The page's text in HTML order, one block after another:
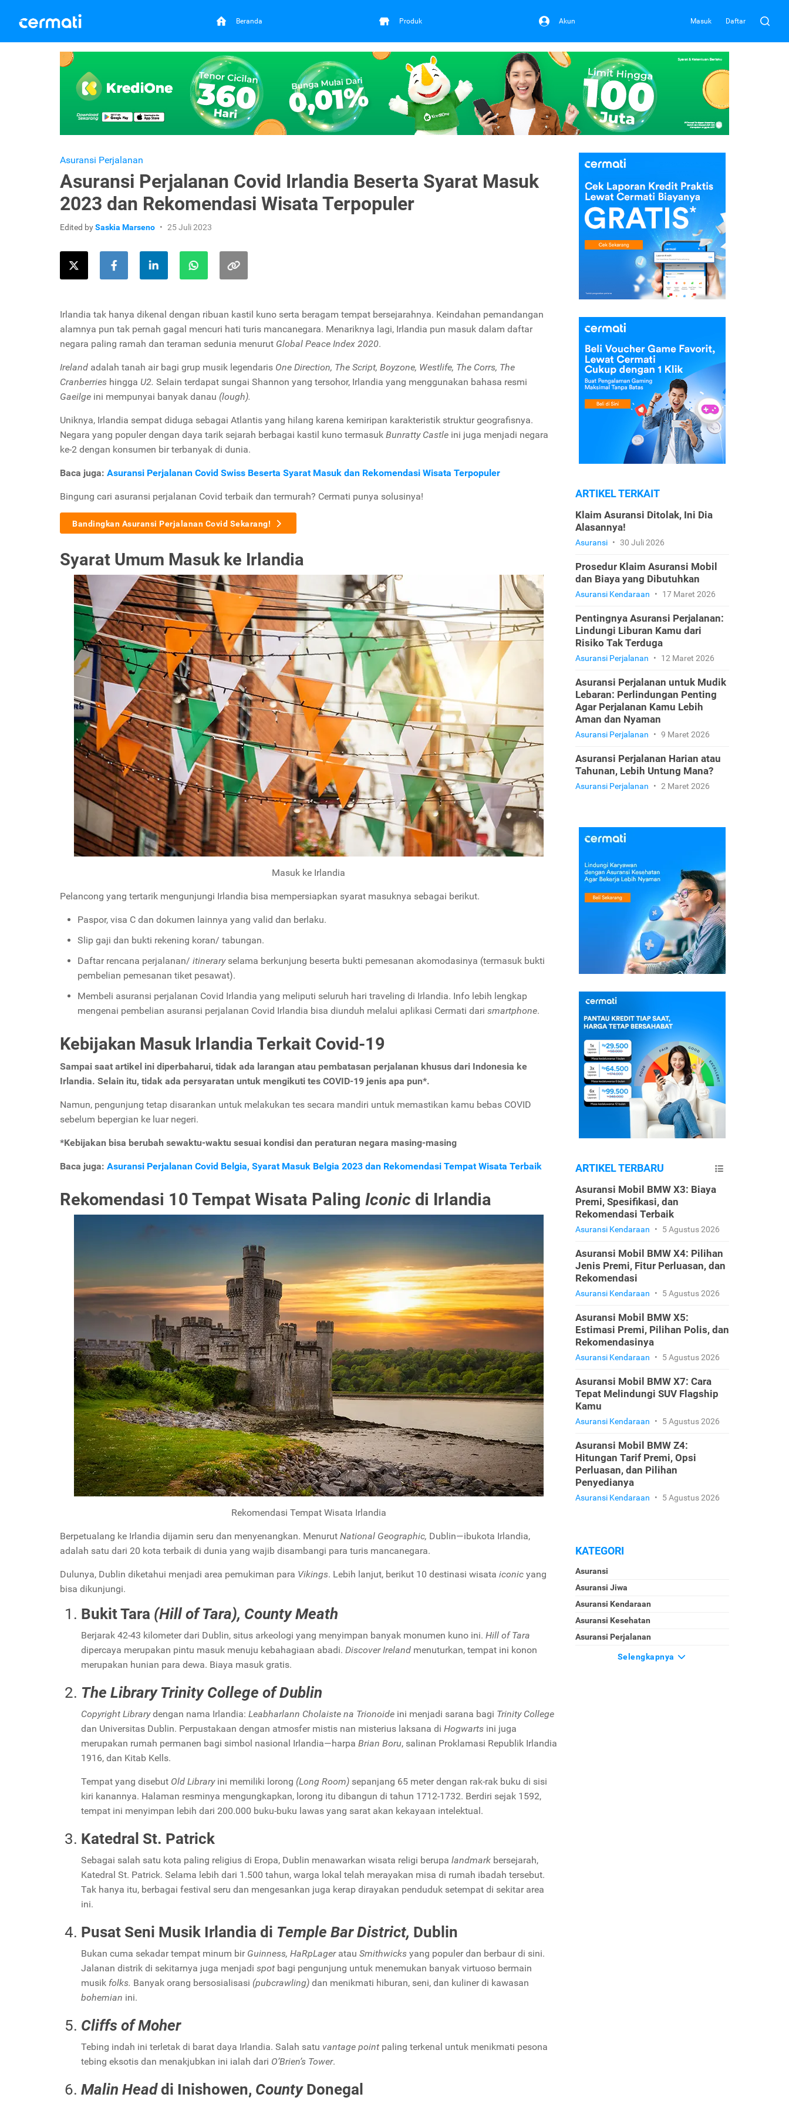
Beranda Produk Akun Masuk Daftar
Asuransi Perjalanan
Asuransi Perjalanan Covid Irlandia Beserta Syarat Masuk
2023 dan Rekomendasi Wisata Terpopuler
Edited bySaskia Marseno 25 Juli 2023
Irlandia tak hanya dikenal dengan ribuan kastil kuno serta beragam tempat bersejarahnya. Keindahan pemandangan
alamnya pun tak pernah gagal mencuri hati turis mancanegara. Menariknya lagi, Irlandia pun masuk dalam daftar
negara paling ramah dan teraman sedunia menurut Global Peace Index 2020.
Ireland adalah tanah air bagi grup musik legendaris One Direction, The Script, Boyzone, Westlife, The Corrs, The
Cranberries hingga U2. Selain terdapat sungai Shannon yang tersohor, Irlandia yang menggunakan bahasa resmi
Gaeilge ini mempunyai banyak danau (lough).
Uniknya, Irlandia sempat diduga sebagai Atlantis yang hilang karena kemiripan karakteristik struktur geografisnya.
Negara yang populer dengan daya tarik sejarah berbagai kastil kuno termasuk Bunratty Castle ini juga menjadi negara
ke-2 dengan konsumen bir terbanyak di dunia.
Baca juga: Asuransi Perjalanan Covid Swiss Beserta Syarat Masuk dan Rekomendasi Wisata Terpopuler
Bingung cari asuransi perjalanan Covid terbaik dan termurah? Cermati punya solusinya!
Bandingkan Asuransi Perjalanan Covid Sekarang!
Syarat Umum Masuk ke Irlandia
Masuk ke Irlandia
Pelancong yang tertarik mengunjungi Irlandia bisa mempersiapkan syarat masuknya sebagai berikut.
Paspor, visa C dan dokumen lainnya yang valid dan berlaku.
Slip gaji dan bukti rekening koran/ tabungan.
Daftar rencana perjalanan/ itineraryselama berkunjung beserta bukti pemesanan akomodasinya (termasuk bukti
pembelian pemesanan tiket pesawat).
Membeli asuransi perjalanan Covid Irlandia yang meliputi seluruh hari traveling di Irlandia. Info lebih lengkap
mengenai pembelian asuransi perjalanan Covid Irlandia bisa diunduh melalui aplikasi Cermati dari smartphone.
Kebijakan Masuk Irlandia Terkait Covid-19
Sampai saat artikel ini diperbaharui, tidak ada larangan atau pembatasan perjalanan khusus dari Indonesia ke
Irlandia. Selain itu, tidak ada persyaratan untuk mengikuti tes COVID-19 jenis apa pun*.
Namun, pengunjung tetap disarankan untuk melakukan tes secara mandiri untuk memastikan kamu bebas COVID
sebelum bepergian ke luar negeri.
*Kebijakan bisa berubah sewaktu-waktu sesuai kondisi dan peraturan negara masing-masing
Baca juga: Asuransi Perjalanan Covid Belgia, Syarat Masuk Belgia 2023 dan Rekomendasi Tempat Wisata Terbaik
Rekomendasi 10 Tempat Wisata Paling Iconic di Irlandia
Rekomendasi Tempat Wisata Irlandia
Berpetualang ke Irlandia dijamin seru dan menyenangkan. Menurut National Geographic, Dublin—ibukota Irlandia,
adalah satu dari 20 kota terbaik di dunia yang wajib disambangi para turis mancanegara.
Dulunya, Dublin diketahui menjadi area pemukiman para Vikings. Lebih lanjut, berikut 10 destinasi wisata iconic yang
bisa dikunjungi.
Bukit Tara (Hill of Tara), County Meath
Berjarak 42-43 kilometer dari Dublin, situs arkeologi yang menyimpan banyak monumen kuno ini. Hill of Tara
dipercaya merupakan pintu masuk menuju kebahagiaan abadi. Discover Ireland menuturkan, tempat ini konon
merupakan hunian para dewa. Biaya masuk gratis.
The Library Trinity College of Dublin
Copyright Librarydengan nama Irlandia: Leabharlann Cholaiste na Trionoide ini menjadi sarana bagi Trinity College
dan Universitas Dublin. Perpustakaan dengan atmosfer mistis nan misterius laksana di Hogwarts ini juga
merupakan rumah permanen bagi simbol nasional Irlandia—harpa Brian Boru, salinan Proklamasi Republik Irlandia
1916, dan Kitab Kells.
Tempat yang disebut Old Libraryini memiliki lorong (Long Room) sepanjang 65 meter dengan rak-rak buku di sisi
kiri kanannya. Halaman resminya mengungkapkan, lorong itu dibangun di tahun 1712-1732. Berdiri sejak 1592,
tempat ini menyimpan lebih dari 200.000 buku-buku lawas yang sarat akan kekayaan intelektual.
Katedral St. Patrick
Sebagai salah satu kota paling religius di Eropa, Dublin menawarkan wisata religi berupa landmark bersejarah,
Katedral St. Patrick. Selama lebih dari 1.500 tahun, warga lokal telah merayakan misa di rumah ibadah tersebut.
Tak hanya itu, berbagai festival seru dan mengesankan juga kerap dirayakan penduduk setempat di sekitar area
ini.
Pusat Seni Musik Irlandia di Temple Bar District, Dublin
Bukan cuma sekadar tempat minum bir Guinness, HaRpLager atau Smithwicks yang populer dan berbaur di sini.
Jalanan distrik di sekitarnya juga menjadi spot bagi pengunjung untuk menemukan banyak virtuoso bermain
musik folks. Banyak orang bersosialisasi (pubcrawling) dan menikmati hiburan, seni, dan kuliner di kawasan
bohemian ini.
Cliffs of Moher
Tebing indah ini terletak di barat daya Irlandia. Salah satu vantage point paling terkenal untuk menikmati pesona
tebing eksotis dan menakjubkan ini ialah dari O’Brien’s Tower.
Malin Headdi Inishowen, CountyDonegal
ARTIKEL TERKAIT
Klaim Asuransi Ditolak, Ini Dia
Alasannya!
Asuransi • 30 Juli 2026
Prosedur Klaim Asuransi Mobil
dan Biaya yang Dibutuhkan
Asuransi Kendaraan • 17 Maret 2026
Pentingnya Asuransi Perjalanan:
Lindungi Liburan Kamu dari
Risiko Tak Terduga
Asuransi Perjalanan • 12 Maret 2026
Asuransi Perjalanan untuk Mudik
Lebaran: Perlindungan Penting
Agar Perjalanan Kamu Lebih
Aman dan Nyaman
Asuransi Perjalanan • 9 Maret 2026
Asuransi Perjalanan Harian atau
Tahunan, Lebih Untung Mana?
Asuransi Perjalanan • 2 Maret 2026
ARTIKEL TERBARU
Asuransi Mobil BMW X3: Biaya
Premi, Spesifikasi, dan
Rekomendasi Terbaik
Asuransi Kendaraan • 5 Agustus 2026
Asuransi Mobil BMW X4: Pilihan
Jenis Premi, Fitur Perluasan, dan
Rekomendasi
Asuransi Kendaraan • 5 Agustus 2026
Asuransi Mobil BMW X5:
Estimasi Premi, Pilihan Polis, dan
Rekomendasinya
Asuransi Kendaraan • 5 Agustus 2026
Asuransi Mobil BMW X7: Cara
Tepat Melindungi SUV Flagship
Kamu
Asuransi Kendaraan • 5 Agustus 2026
Asuransi Mobil BMW Z4:
Hitungan Tarif Premi, Opsi
Perluasan, dan Pilihan
Penyedianya
Asuransi Kendaraan • 5 Agustus 2026
KATEGORI
Asuransi
Asuransi Jiwa
Asuransi Kendaraan
Asuransi Kesehatan
Asuransi Perjalanan
Selengkapnya